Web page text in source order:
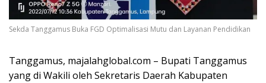
Sekda Tanggamus Buka FGD Optimalisasi Mutu dan Layanan Pendidikan
Tanggamus, majalahglobal.com – Bupati Tanggamus
yang di Wakili oleh Sekretaris Daerah Kabupaten